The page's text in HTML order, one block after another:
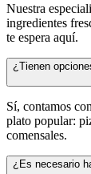
Nuestra
ingredientes
te espera aquí.
¿Tienen
Sí, contamos
plato popular:
comensales.
¿Es necesario